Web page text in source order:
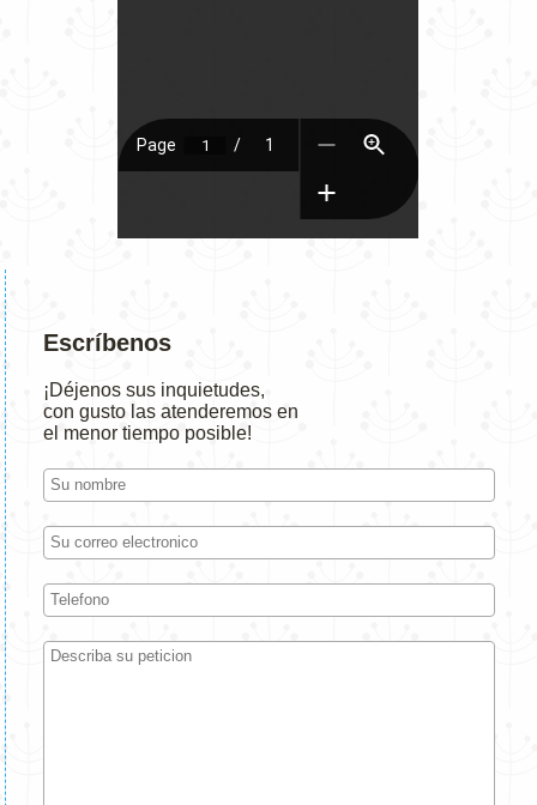
Escríbenos
¡Déjenos sus inquietudes,
con gusto las atenderemos en
el menor tiempo posible!